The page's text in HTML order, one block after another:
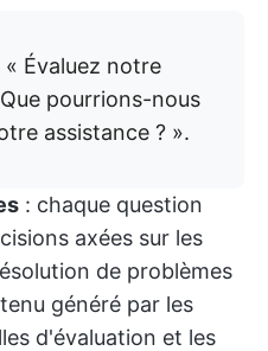
« Évaluez notre
pourrions-nous
assistance ? ».
: chaque question
axées sur les
de problèmes
généré par les
d'évaluation et les